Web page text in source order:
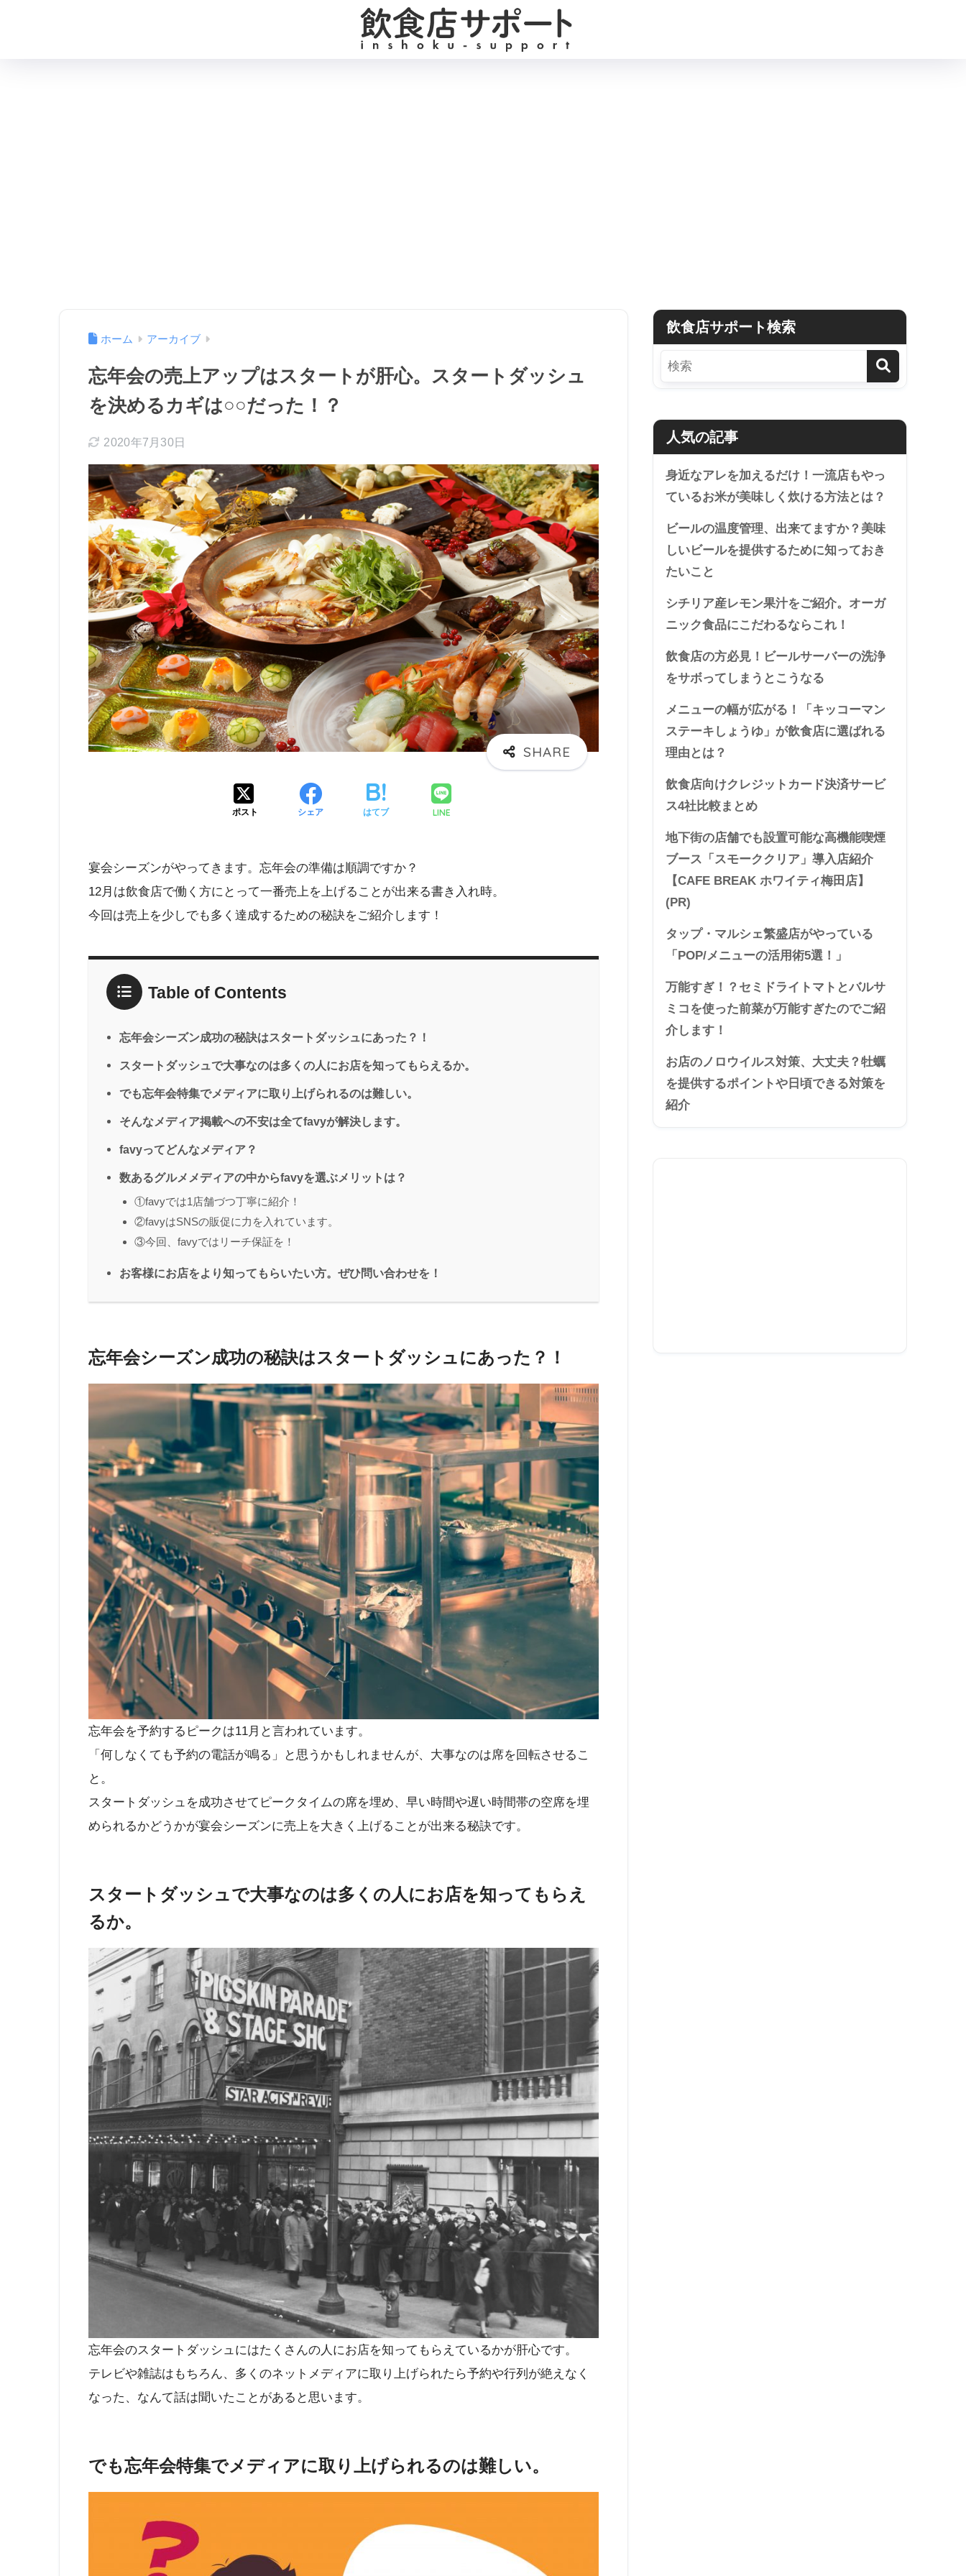
ホーム アーカイブ
忘年会の売上アップはスタートが肝心。スタートダッシュ
を決めるカギは○○だった！？
2020年7月30日
ポスト シェア はてブ LINE
宴会シーズンがやってきます。忘年会の準備は順調ですか？
12月は飲食店で働く方にとって一番売上を上げることが出来る書き入れ時。
今回は売上を少しでも多く達成するための秘訣をご紹介します！
Table of Contents
忘年会シーズン成功の秘訣はスタートダッシュにあった？！
スタートダッシュで大事なのは多くの人にお店を知ってもらえるか。
でも忘年会特集でメディアに取り上げられるのは難しい。
そんなメディア掲載への不安は全てfavyが解決します。
favyってどんなメディア？
数あるグルメメディアの中からfavyを選ぶメリットは？
①favyでは1店舗づつ丁寧に紹介！
②favyはSNSの販促に力を入れています。
③今回、favyではリーチ保証を！
お客様にお店をより知ってもらいたい方。ぜひ問い合わせを！
忘年会シーズン成功の秘訣はスタートダッシュにあった？！
忘年会を予約するピークは11月と言われています。
「何しなくても予約の電話が鳴る」と思うかもしれませんが、大事なのは席を回転させるこ
と。
スタートダッシュを成功させてピークタイムの席を埋め、早い時間や遅い時間帯の空席を埋
められるかどうかが宴会シーズンに売上を大きく上げることが出来る秘訣です。
スタートダッシュで大事なのは多くの人にお店を知ってもらえ
るか。
忘年会のスタートダッシュにはたくさんの人にお店を知ってもらえているかが肝心です。
テレビや雑誌はもちろん、多くのネットメディアに取り上げられたら予約や行列が絶えなく
なった、なんて話は聞いたことがあると思います。
でも忘年会特集でメディアに取り上げられるのは難しい。
飲食店サポート検索
人気の記事
身近なアレを加えるだけ！一流店もやっ
ているお米が美味しく炊ける方法とは？
ビールの温度管理、出来てますか？美味
しいビールを提供するために知っておき
たいこと
シチリア産レモン果汁をご紹介。オーガ
ニック食品にこだわるならこれ！
飲食店の方必見！ビールサーバーの洗浄
をサボってしまうとこうなる
メニューの幅が広がる！「キッコーマン
ステーキしょうゆ」が飲食店に選ばれる
理由とは？
飲食店向けクレジットカード決済サービ
ス4社比較まとめ
地下街の店舗でも設置可能な高機能喫煙
ブース「スモーククリア」導入店紹介
【CAFE BREAK ホワイティ梅田店】
(PR)
タップ・マルシェ繁盛店がやっている
「POP/メニューの活用術5選！」
万能すぎ！？セミドライトマトとバルサ
ミコを使った前菜が万能すぎたのでご紹
介します！
お店のノロウイルス対策、大丈夫？牡蠣
を提供するポイントや日頃できる対策を
紹介